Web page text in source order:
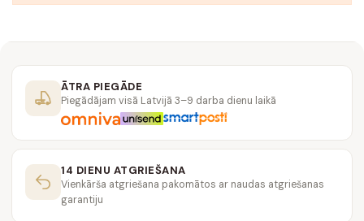
ĀTRA PIEGĀDE
Piegādājam visā Latvijā 3–9 darba dienu laikā
14 DIENU ATGRIEŠANA
Vienkārša atgriešana pakomātos ar naudas atgriešanas
garantiju